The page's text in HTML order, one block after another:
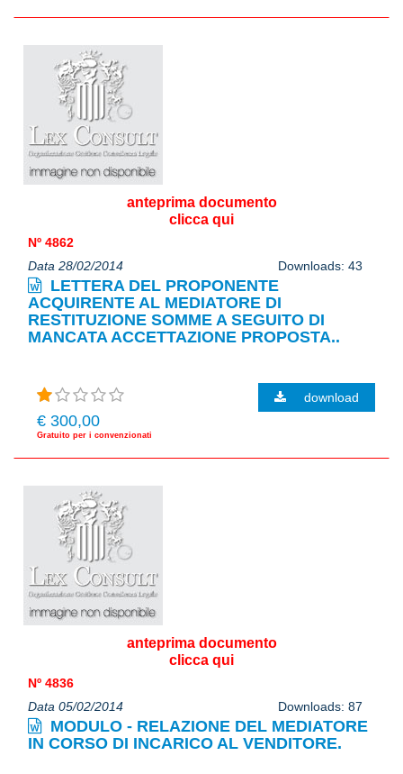
anteprima documento
clicca qui
Nº 4862
Data 28/02/2014
Downloads: 43
LETTERA DEL PROPONENTE
ACQUIRENTE AL MEDIATORE DI
RESTITUZIONE SOMME A SEGUITO DI
MANCATA ACCETTAZIONE PROPOSTA..
€ 300,00
Gratuito per i convenzionati
download
anteprima documento
clicca qui
Nº 4836
Data 05/02/2014
Downloads: 87
MODULO - RELAZIONE DEL MEDIATORE
IN CORSO DI INCARICO AL VENDITORE.